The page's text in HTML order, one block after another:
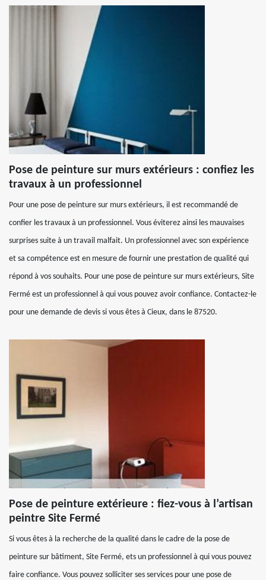
Pose de peinture sur murs extérieurs : confiez les
travaux à un professionnel
Pour une pose de peinture sur murs extérieurs, il est recommandé de
confier les travaux à un professionnel. Vous éviterez ainsi les mauvaises
surprises suite à un travail malfait. Un professionnel avec son expérience
et sa compétence est en mesure de fournir une prestation de qualité qui
répond à vos souhaits. Pour une pose de peinture sur murs extérieurs, Site
Fermé est un professionnel à qui vous pouvez avoir confiance. Contactez-le
pour une demande de devis si vous êtes à Cieux, dans le 87520.
Pose de peinture extérieure : fiez-vous à l’artisan
peintre Site Fermé
Si vous êtes à la recherche de la qualité dans le cadre de la pose de
peinture sur bâtiment, Site Fermé, ets un professionnel à qui vous pouvez
faire confiance. Vous pouvez solliciter ses services pour une pose de